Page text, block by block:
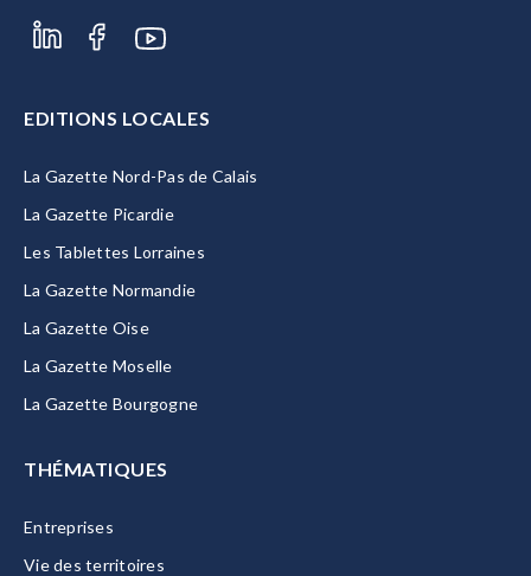
EDITIONS LOCALES
La Gazette Nord-Pas de Calais
La Gazette Picardie
Les Tablettes Lorraines
La Gazette Normandie
La Gazette Oise
La Gazette Moselle
La Gazette Bourgogne
THÉMATIQUES
Entreprises
Vie des territoires